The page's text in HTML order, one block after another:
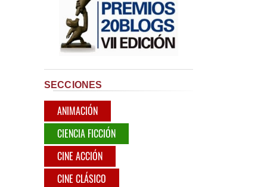
SECCIONES
ANIMACIÓN
CIENCIA FICCIÓN
CINE ACCIÓN
CINE CLÁSICO